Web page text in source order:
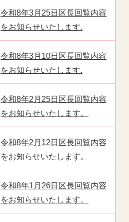
令和8年3月25日区長回覧内容
をお知らせいたします.
令和8年3月10日区長回覧内容
をお知らせいたします.
令和8年2月25日区長回覧内容
をお知らせいたします。
令和8年2月12日区長回覧内容
をお知らせいたします。
令和8年1月26日区長回覧内容
をお知らせいたします。